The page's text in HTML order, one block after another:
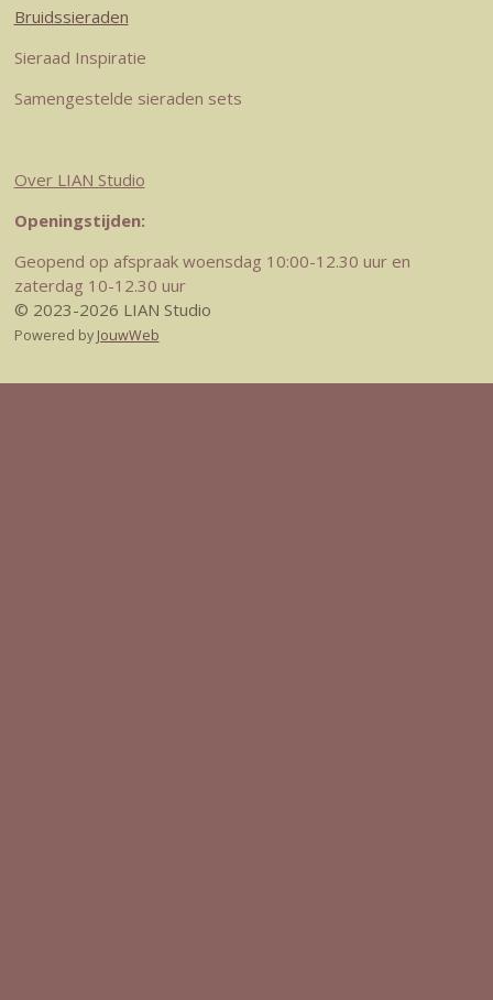
Bruidssieraden
Sieraad Inspiratie
Samengestelde sieraden sets
Over LIAN Studio
Openingstijden:
Geopend op afspraak woensdag 10:00-12.30 uur en
zaterdag 10-12.30 uur
© 2023-2026 LIAN Studio
Powered by JouwWeb